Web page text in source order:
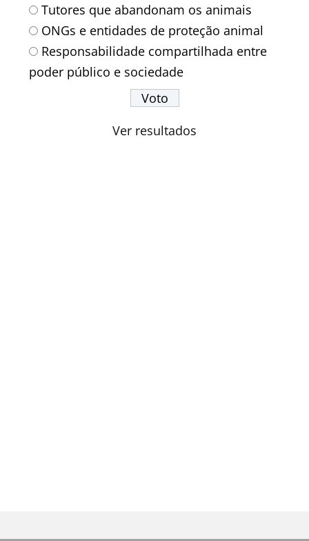
Tutores que abandonam os animais
ONGs e entidades de proteção animal
Responsabilidade compartilhada entre
poder público e sociedade
Ver resultados